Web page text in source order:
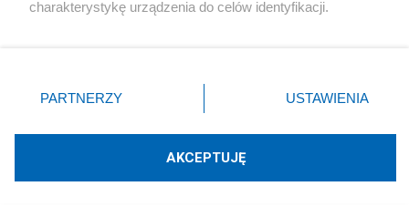
Technologię dostarcza:W3media.pl
charakterystykę urządzenia do celów identyfikacji.
zmienić/wycofać klikając przycisk ustawień prywatności
znajdujący się w lewym dolnym rogu strony
rodzaje przetwarzania danych nie wymagają zgody
użytkownika, ale masz prawo sprzeciwić się takiemu
PARTNERZY USTAWIENIA
AKCEPTUJĘ